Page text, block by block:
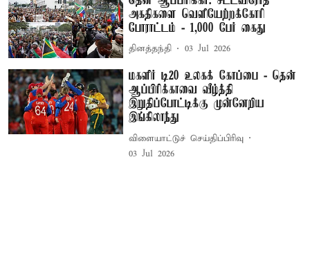
அகதிகளை வெளியேற்றக்கோரி
போராட்டம் - 1,000 பேர் கைது
தினத்தந்தி 03 Jul 2026
மகளிர் டி20 உலகக் கோப்பை - தென்
ஆப்பிரிக்காவை வீழ்த்தி
இறுதிப்போட்டிக்கு முன்னேறிய
இங்கிலாந்து
விளையாட்டுச் செய்திப்பிரிவு
03 Jul 2026